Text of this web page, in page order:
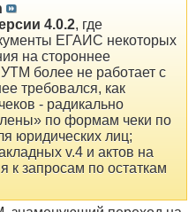
4.0.2, где
ЕГАИС некоторых
на стороннее
более не работает с
требовался, как
- радикально
по формам чеки по
юридических лиц;
v.4 и актов на
к запросам по остаткам